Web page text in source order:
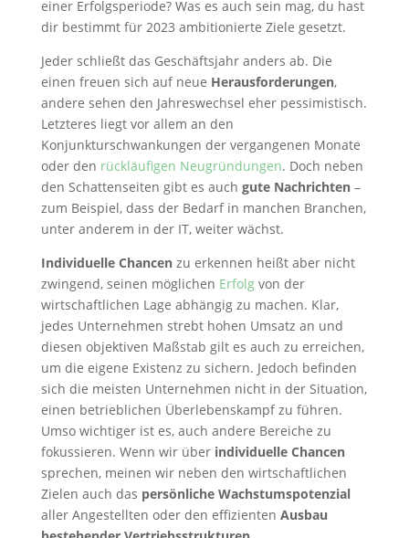
einer Erfolgsperiode? Was es auch sein mag, du hast
dir bestimmt für 2023 ambitionierte Ziele gesetzt.
Jeder schließt das Geschäftsjahr anders ab. Die
einen freuen sich auf neue Herausforderungen,
andere sehen den Jahreswechsel eher pessimistisch.
Letzteres liegt vor allem an den
Konjunkturschwankungen der vergangenen Monate
oder den rückläufigen Neugründungen. Doch neben
den Schattenseiten gibt es auch gute Nachrichten–
zum Beispiel, dass der Bedarf in manchen Branchen,
unter anderem in der IT, weiter wächst.
Individuelle Chancenzu erkennen heißt aber nicht
zwingend, seinen möglichen Erfolgvon der
wirtschaftlichen Lage abhängig zu machen. Klar,
jedes Unternehmen strebt hohen Umsatz an und
diesen objektiven Maßstab gilt es auch zu erreichen,
um die eigene Existenz zu sichern. Jedoch befinden
sich die meisten Unternehmen nicht in der Situation,
einen betrieblichen Überlebenskampf zu führen.
Umso wichtiger ist es, auch andere Bereiche zu
fokussieren. Wenn wir über individuelle Chancen
sprechen, meinen wir neben den wirtschaftlichen
Zielen auch das persönliche Wachstumspotenzial
aller Angestellten oder den effizienten Ausbau